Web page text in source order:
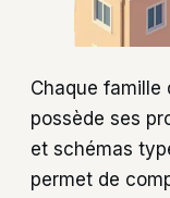
Chaque famille
possède ses
et schémas
permet de